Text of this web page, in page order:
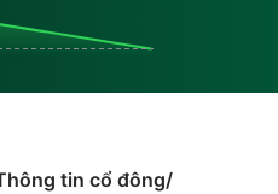
tin cổ đông/